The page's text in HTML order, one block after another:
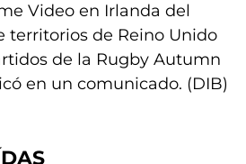
Video en Irlanda del
territorios de Reino Unido
de la Rugby Autumn
en un comunicado. (DIB)